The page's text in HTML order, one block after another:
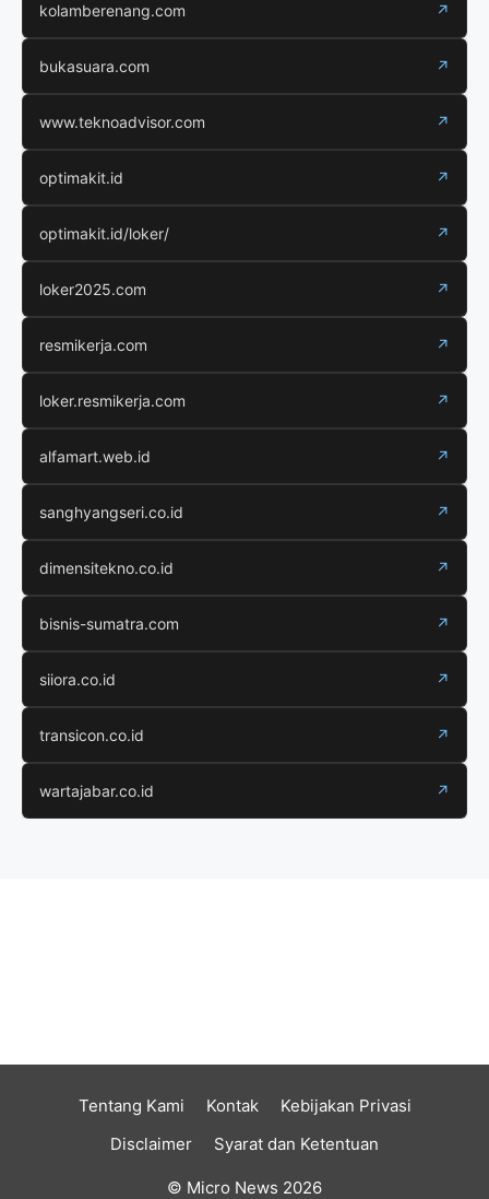
kolamberenang.com ↗
bukasuara.com ↗
www.teknoadvisor.com ↗
optimakit.id ↗
optimakit.id/loker/ ↗
loker2025.com ↗
resmikerja.com ↗
loker.resmikerja.com ↗
alfamart.web.id ↗
sanghyangseri.co.id ↗
dimensitekno.co.id ↗
bisnis-sumatra.com ↗
siiora.co.id ↗
transicon.co.id ↗
wartajabar.co.id ↗
Tentang Kami Kontak
Kebijakan Privasi
Disclaimer
Syarat dan Ketentuan
© Micro News 2026